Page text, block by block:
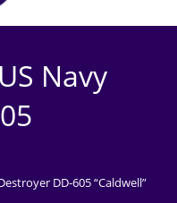
Navy
DD-605 “Caldwell”